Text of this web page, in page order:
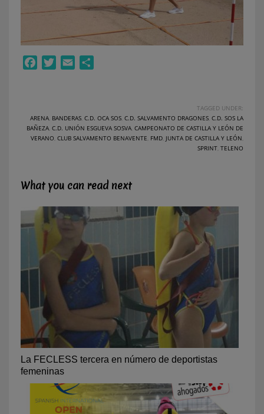
FacebookTwitterEmail
TAGGED UNDER:
ARENA BANDERAS C.D. OCA SOS C.D. SALVAMENTO DRAGONES C.D. SOS LA
BAÑEZA C.D. UNIÓN ESGUEVA SOSVA CAMPEONATO DE CASTILLA Y LEÓN DE
VERANO CLUB SALVAMENTO BENAVENTE FMD JUNTA DE CASTILLA Y LEÓN
SPRINT TELENO
What you can read next
La FECLESS tercera en número de deportistas
femeninas